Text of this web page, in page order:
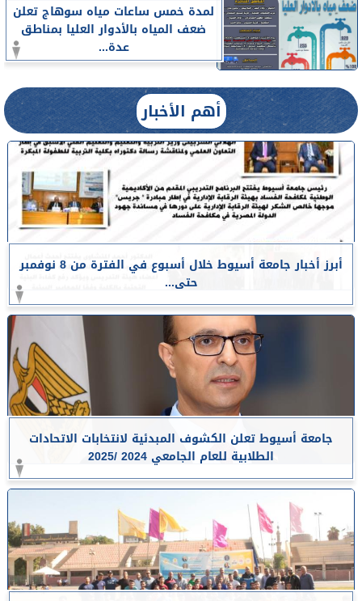
لمدة خمس ساعات مياه سوهاج تعلن
ضعف المياه بالأدوار العليا بمناطق
عدة...
أهم الأخبار
أبرز أخبار جامعة أسيوط خلال أسبوع في الفترة من 8 نوفمبر
حتى...
جامعة أسيوط تعلن الكشوف المبدئية لانتخابات الاتحادات
الطلابية للعام الجامعي 2024 /2025